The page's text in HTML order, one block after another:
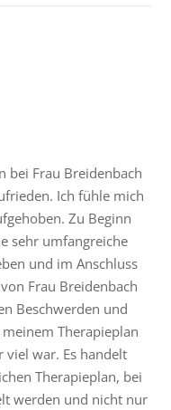
bei Frau Breidenbach
Ich fühle mich
Zu Beginn
sehr umfangreiche
und im Anschluss
Frau Breidenbach
Beschwerden und
Therapieplan
war. Es handelt
Therapieplan, bei
werden und nicht nur